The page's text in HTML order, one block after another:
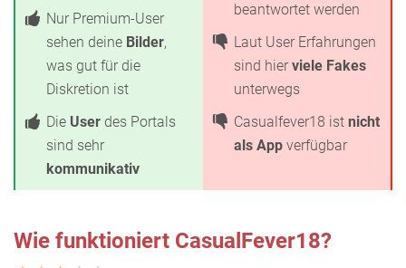
Nur Premium-User
sehen deine Bilder,
was gut für die
Diskretion ist
Die User des Portals
sind sehr
kommunikativ
beantwortet werden
Laut User Erfahrungen
sind hier viele Fakes
unterwegs
Casualfever18 ist nicht
als App verfügbar
Wie funktioniert CasualFever18?